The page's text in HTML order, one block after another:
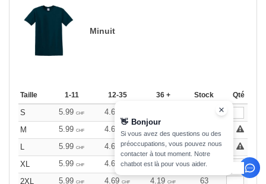
Minuit
Taille 1-11 12-35 36 + Stock Qté
S 5.99 CHF 4.69
M
5.99 CHF 4.69 4.19
L
5.99 CHF 4.69 4.19
0
XL
5.99 CHF 4.69 CHF 4.19CHF
129
2XL
5.99 CHF 4.69 CHF 4.19 CHF 63
👋 Bonjour
Si vous avez des questions ou des
préoccupations, vous pouvez nous
contacter à tout moment. Notre
chatbot est là pour vous aider.